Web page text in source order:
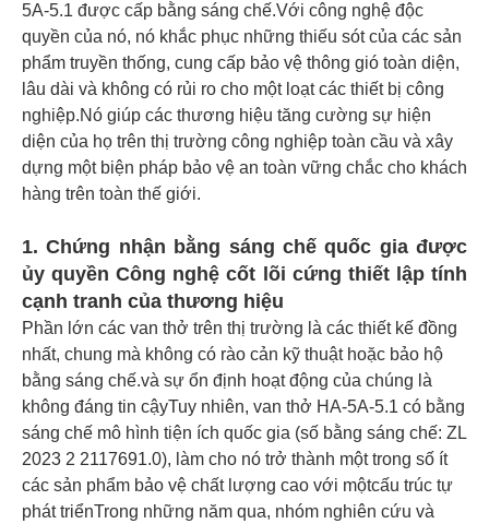
5A-5.1 được cấp bằng sáng chế.Với công nghệ độc
quyền của nó, nó khắc phục những thiếu sót của các sản
phẩm truyền thống, cung cấp bảo vệ thông gió toàn diện,
lâu dài và không có rủi ro cho một loạt các thiết bị công
nghiệp.Nó giúp các thương hiệu tăng cường sự hiện
diện của họ trên thị trường công nghiệp toàn cầu và xây
dựng một biện pháp bảo vệ an toàn vững chắc cho khách
hàng trên toàn thế giới.
1. Chứng nhận bằng sáng chế quốc gia được
ủy quyền Công nghệ cốt lõi cứng thiết lập tính
cạnh tranh của thương hiệu
Phần lớn các van thở trên thị trường là các thiết kế đồng
nhất, chung mà không có rào cản kỹ thuật hoặc bảo hộ
bằng sáng chế.và sự ổn định hoạt động của chúng là
không đáng tin cậyTuy nhiên, van thở HA-5A-5.1 có bằng
sáng chế mô hình tiện ích quốc gia (số bằng sáng chế: ZL
2023 2 2117691.0), làm cho nó trở thành một trong số ít
các sản phẩm bảo vệ chất lượng cao với mộtcấu trúc tự
phát triểnTrong những năm qua, nhóm nghiên cứu và